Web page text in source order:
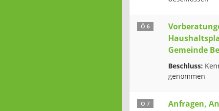
Ö 6
Gemeinde
Beschluss:
genommen
Ö 7
Anfragen,